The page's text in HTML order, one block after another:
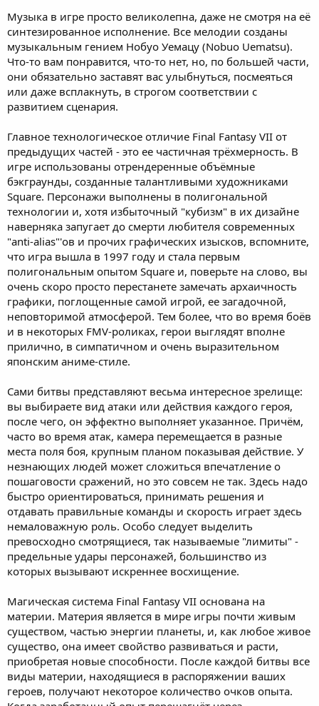
Музыка в игре просто великолепна, даже не смотря на её
синтезированное исполнение. Все мелодии созданы
музыкальным гением Нобуо Уемацу (Nobuo Uematsu).
Что-то вам понравится, что-то нет, но, по большей части,
они обязательно заставят вас улыбнуться, посмеяться
или даже всплакнуть, в строгом соответствии с
развитием сценария.
Главное технологическое отличие Final Fantasy VII от
предыдущих частей - это ее частичная трёхмерность. В
игре использованы отрендеренные объёмные
бэкграунды, созданные талантливыми художниками
Square. Персонажи выполнены в полигональной
технологии и, хотя избыточный "кубизм" в их дизайне
наверняка запугает до смерти любителя современных
"anti-alias"'ов и прочих графических изысков, вспомните,
что игра вышла в 1997 году и стала первым
полигональным опытом Square и, поверьте на слово, вы
очень скоро просто перестанете замечать архаичность
графики, поглощенные самой игрой, ее загадочной,
неповторимой атмосферой. Тем более, что во время боёв
и в некоторых FMV-роликах, герои выглядят вполне
прилично, в симпатичном и очень выразительном
японским аниме-стиле.
Сами битвы представляют весьма интересное зрелище:
вы выбираете вид атаки или действия каждого героя,
после чего, он эффектно выполняет указанное. Причём,
часто во время атак, камера перемещается в разные
места поля боя, крупным планом показывая действие. У
незнающих людей может сложиться впечатление о
пошаговости сражений, но это совсем не так. Здесь надо
быстро ориентироваться, принимать решения и
отдавать правильные команды и скорость играет здесь
немаловажную роль. Особо следует выделить
превосходно смотрящиеся, так называемые "лимиты" -
предельные удары персонажей, большинство из
которых вызывают искреннее восхищение.
Магическая система Final Fantasy VII основана на
материи. Материя является в мире игры почти живым
существом, частью энергии планеты, и, как любое живое
существо, она имеет свойство развиваться и расти,
приобретая новые способности. После каждой битвы все
виды материи, находящиеся в распоряжении ваших
героев, получают некоторое количество очков опыта.